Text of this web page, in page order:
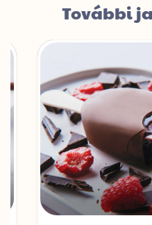
További